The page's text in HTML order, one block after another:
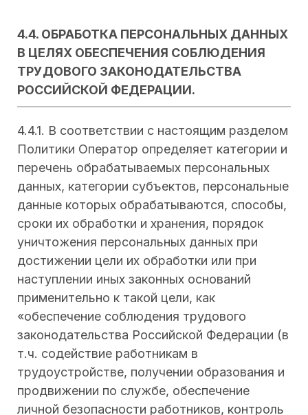
4.4. ОБРАБОТКА ПЕРСОНАЛЬНЫХ ДАННЫХ
В ЦЕЛЯХ ОБЕСПЕЧЕНИЯ СОБЛЮДЕНИЯ
ТРУДОВОГО ЗАКОНОДАТЕЛЬСТВА
РОССИЙСКОЙ ФЕДЕРАЦИИ.
4.4.1. В соответствии с настоящим разделом
Политики Оператор определяет категории и
перечень обрабатываемых персональных
данных, категории субъектов, персональные
данные которых обрабатываются, способы,
сроки их обработки и хранения, порядок
уничтожения персональных данных при
достижении цели их обработки или при
наступлении иных законных оснований
применительно к такой цели, как
«обеспечение соблюдения трудового
законодательства Российской Федерации (в
т.ч. содействие работникам в
трудоустройстве, получении образования и
продвижении по службе, обеспечение
личной безопасности работников, контроль